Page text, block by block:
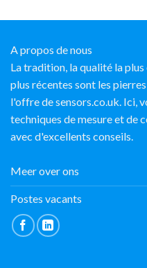
A propos de nous
La tradition, la qualité la
plus récentes sont les
l'offre de sensors.co.uk. Ici,
techniques de mesure et de
avec d'excellents conseils.
Meer over ons
Postes vacants